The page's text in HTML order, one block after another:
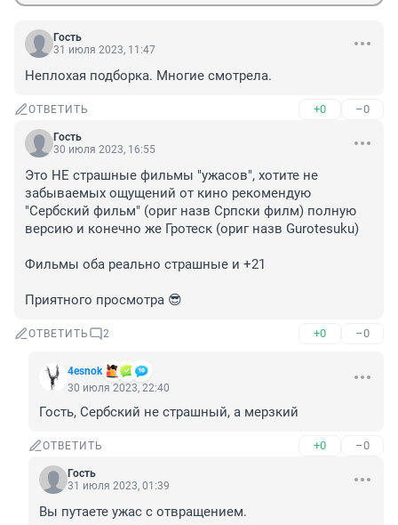
Гость
31 июля 2023, 11:47
Неплохая подборка. Многие смотрела.
ОТВЕТИТЬ +0 –0
Гость
30 июля 2023, 16:55
Это НЕ страшные фильмы "ужасов", хотите не
забываемых ощущений от кино рекомендую
"Сербский фильм" (ориг назв Српски филм) полную
версию и конечно же Гротеск (ориг назв Gurotesuku)
Фильмы оба реально страшные и +21
Приятного просмотра 😎
ОТВЕТИТЬ 2 +0 –0
4esnok
30 июля 2023, 22:40
Гость, Сербский не страшный, а мерзкий
ОТВЕТИТЬ +0 –0
Гость
31 июля 2023, 01:39
Вы путаете ужас с отвращением.